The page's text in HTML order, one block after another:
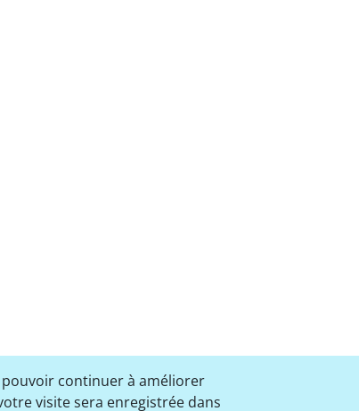
continuer à améliorer
visite sera enregistrée dans